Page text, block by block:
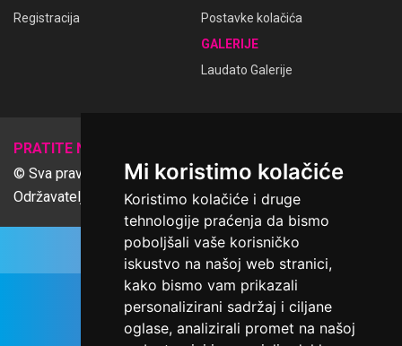
Mi koristimo kolačiće
Koristimo kolačiće i druge
tehnologije praćenja da bismo
poboljšali vaše korisničko
iskustvo na našoj web stranici,
kako bismo vam prikazali
personalizirani sadržaj i ciljane
oglase, analizirali promet na našoj
Registracija
Postavke kolačića
GALERIJE
Laudato Galerije
PRATITE NAS
© Sva prava pridržana Udruga Ime dobrote
Održavatelj Netcom d.o.o., Riva 6, Rijeka